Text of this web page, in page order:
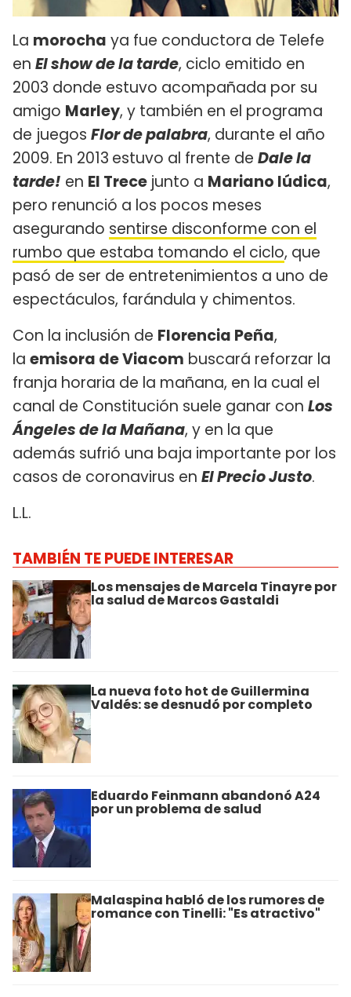
La morocha ya fue conductora de Telefe
en El show de la tarde, ciclo emitido en
2003 donde estuvo acompañada por su
amigo Marley, y también en el programa
de juegos Flor de palabra, durante el año
2009. En 2013 estuvo al frente de Dale la
tarde! en El Trece junto a Mariano Iúdica,
pero renunció a los pocos meses
asegurando sentirse disconforme con el
rumbo que estaba tomando el ciclo, que
pasó de ser de entretenimientos a uno de
espectáculos, farándula y chimentos.
Con la inclusión de Florencia Peña,
la emisora de Viacom buscará reforzar la
franja horaria de la mañana, en la cual el
canal de Constitución suele ganar con Los
Ángeles de la Mañana, y en la que
además sufrió una baja importante por los
casos de coronavirus en El Precio Justo.
L.L.
TAMBIÉN TE PUEDE INTERESAR
Los mensajes de Marcela Tinayre por
la salud de Marcos Gastaldi
La nueva foto hot de Guillermina
Valdés: se desnudó por completo
Eduardo Feinmann abandonó A24
por un problema de salud
Malaspina habló de los rumores de
romance con Tinelli: "Es atractivo"